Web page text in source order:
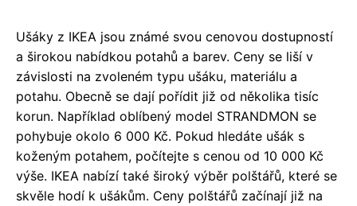
Ušáky z IKEA jsou známé svou cenovou dostupností
a širokou nabídkou potahů a barev. Ceny se liší v
závislosti na zvoleném typu ušáku, materiálu a
potahu. Obecně se dají pořídit již od několika tisíc
korun. Například oblíbený model STRANDMON se
pohybuje okolo 6 000 Kč. Pokud hledáte ušák s
koženým potahem, počítejte s cenou od 10 000 Kč
výše. IKEA nabízí také široký výběr polštářů, které se
skvěle hodí k ušákům. Ceny polštářů začínají již na